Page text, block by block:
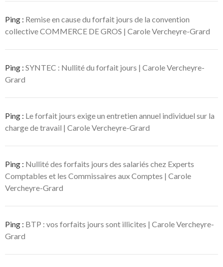
Ping : Remise en cause du forfait jours de la convention
collective COMMERCE DE GROS | Carole Vercheyre-Grard
Ping : SYNTEC : Nullité du forfait jours | Carole Vercheyre-
Grard
Ping : Le forfait jours exige un entretien annuel individuel sur la
charge de travail | Carole Vercheyre-Grard
Ping : Nullité des forfaits jours des salariés chez Experts
Comptables et les Commissaires aux Comptes | Carole
Vercheyre-Grard
Ping : BTP : vos forfaits jours sont illicites | Carole Vercheyre-
Grard